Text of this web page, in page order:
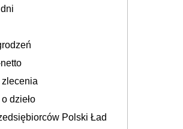
dzieło
Polski Ład